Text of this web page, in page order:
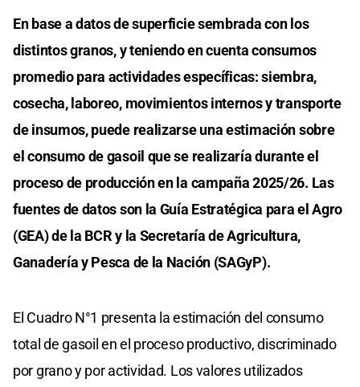
En base a datos de superficie sembrada con los
distintos granos, y teniendo en cuenta consumos
promedio para actividades específicas: siembra,
cosecha, laboreo, movimientos internos y transporte
de insumos, puede realizarse una estimación sobre
el consumo de gasoil que se realizaría durante el
proceso de producción en la campaña 2025/26. Las
fuentes de datos son la Guía Estratégica para el Agro
(GEA) de la BCR y la Secretaría de Agricultura,
Ganadería y Pesca de la Nación (SAGyP).
El Cuadro N°1 presenta la estimación del consumo
total de gasoil en el proceso productivo, discriminado
por grano y por actividad. Los valores utilizados